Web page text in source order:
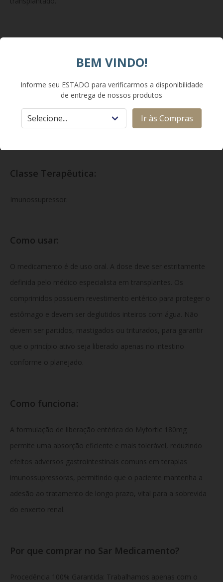
Cada comprimido revestido com liberação entérica contém
180 mg de ácido micofenólico (na forma
de micofenolato sódico). Excipientes: amido, crospovidona,
povidona, estearato de magnésio, hipromelose, dióxido de
Classe Terapêutica:
Imunossupressor.
Como usar:
O medicamento é de uso oral. A dose deve ser estritamente
definida pelo médico especialista em transplantes. Os
comprimidos possuem revestimento entérico para proteger o
estômago e devem ser deglutidos inteiros com água. Não
devem ser partidos, mastigados ou triturados, para garantir
que o princípio ativo seja liberado apenas no intestino
conforme o planejado.
Como funciona:
A formulação de liberação entérica do Myfortic 180mg
permite uma absorção eficiente e mais tolerável, reduzindo
efeitos adversos gastrointestinais comuns em terapias
imunossupressoras, permitindo que o paciente mantenha a
adesão ao tratamento de longo prazo, vital para a sobrevida
do enxerto renal.
Por que comprar no Sar Medicamento?
Procedência 100% Garantida: Trabalhamos apenas com o
BEM VINDO!
Informe seu ESTADO para verificarmos a disponibilidade
de entrega de nossos produtos
Ir às Compras